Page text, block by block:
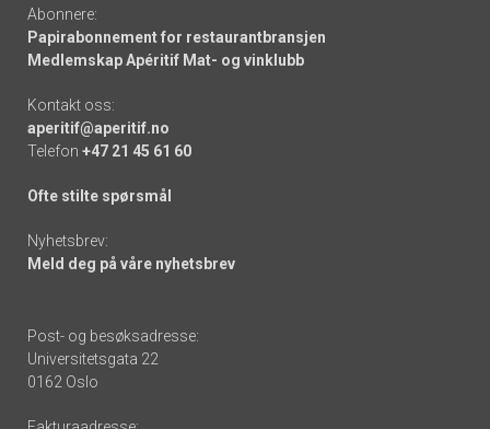
Abonnere:
Papirabonnement for restaurantbransjen
Medlemskap Apéritif Mat- og vinklubb
Kontakt oss:
aperitif@aperitif.no
Telefon +47 21 45 61 60
Ofte stilte spørsmål
Nyhetsbrev:
Meld deg på våre nyhetsbrev
Post- og besøksadresse:
Universitetsgata 22
0162 Oslo